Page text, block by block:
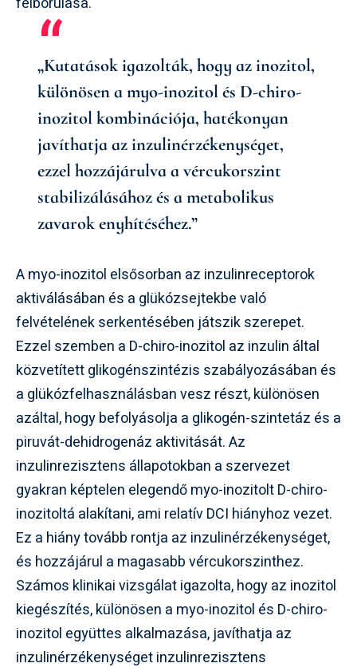
„Kutatások igazolták, hogy az inozitol,
különösen a myo-inozitol és D-chiro-
inozitol kombinációja, hatékonyan
javíthatja az inzulinérzékenységet,
ezzel hozzájárulva a vércukorszint
stabilizálásához és a metabolikus
zavarok enyhítéséhez.”
A myo-inozitol elsősorban az inzulinreceptorok
aktiválásában és a glükózsejtekbe való
felvételének serkentésében játszik szerepet.
Ezzel szemben a D-chiro-inozitol az inzulin által
közvetített glikogénszintézis szabályozásában és
a glükózfelhasználásban vesz részt, különösen
azáltal, hogy befolyásolja a glikogén-szintetáz és a
piruvát-dehidrogenáz aktivitását. Az
inzulinrezisztens állapotokban a szervezet
gyakran képtelen elegendő myo-inozitolt D-chiro-
inozitoltá alakítani, ami relatív DCI hiányhoz vezet.
Ez a hiány tovább rontja az inzulinérzékenységet,
és hozzájárul a magasabb vércukorszinthez.
Számos klinikai vizsgálat igazolta, hogy az inozitol
kiegészítés, különösen a myo-inozitol és D-chiro-
inozitol együttes alkalmazása, javíthatja az
inzulinérzékenységet inzulinrezisztens